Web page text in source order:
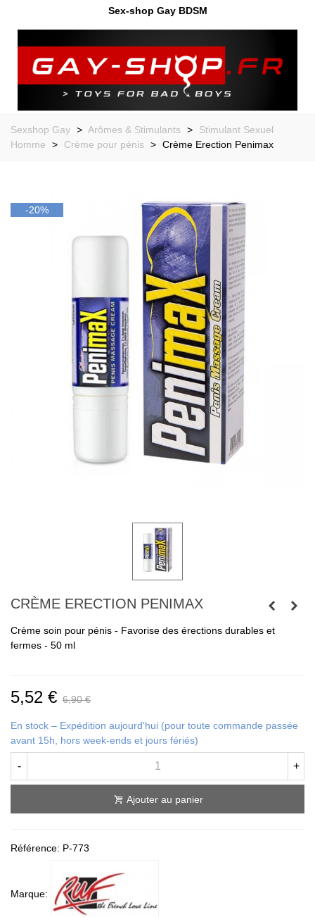
Sex-shop Gay BDSM
Sexshop Gay > Arômes & Stimulants >
Stimulant Sexuel
Homme
> Crème pour pénis > Crème Erection Penimax
-20%
CRÈME ERECTION PENIMAX
Crème soin pour pénis - Favorise des érections durables et
fermes - 50 ml
5,52 € 6,90 €
En stock – Expédition aujourd'hui (pour toute commande passée
avant 15h, hors week-ends et jours fériés)
- +
Ajouter au panier
Référence: P-773
Marque: